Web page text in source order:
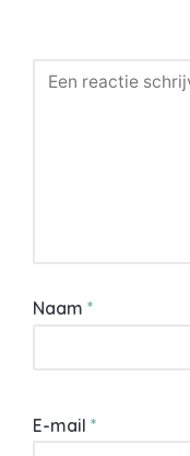
Naam *
E-mail *